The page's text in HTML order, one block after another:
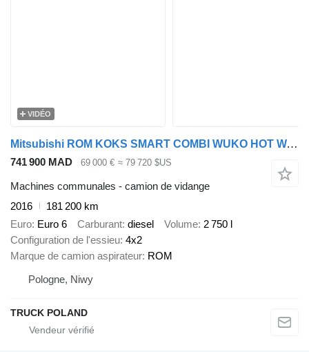
VIDÉO
Mitsubishi ROM KOKS SMART COMBI WUKO HOT WATER FOR CLEANING SEWAGE EURO 6
741 900 MAD 69 000 € ≈ 79 720 $US
Machines communales - camion de vidange
2016
181 200 km
Euro Euro 6 Carburant diesel Volume 2 750 l
Configuration de l'essieu 4x2
Marque de camion aspirateur ROM
Pologne, Niwy
TRUCK POLAND